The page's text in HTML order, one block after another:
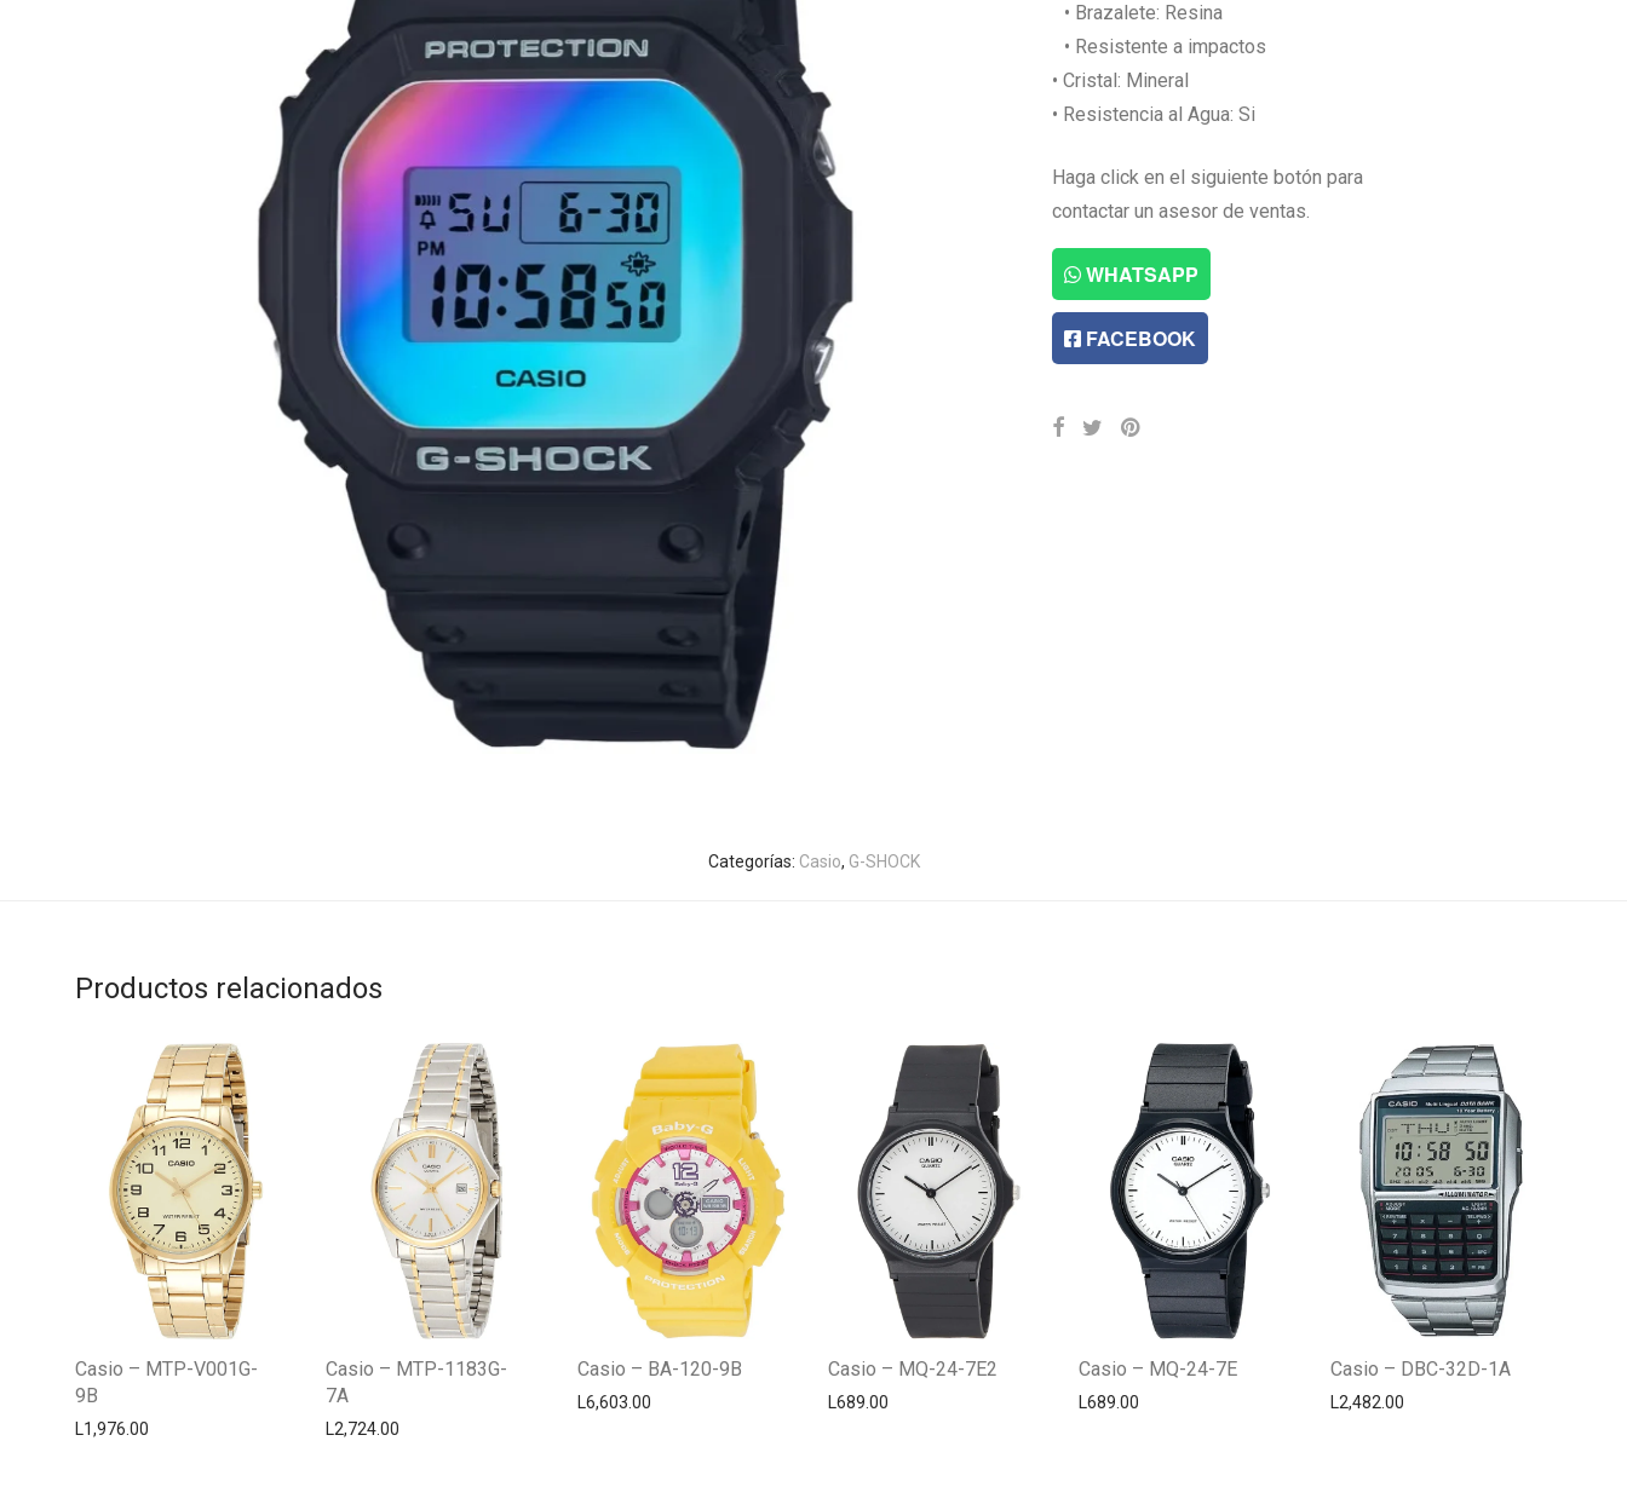
• Brazalete: Resina
• Resistente a impactos
• Cristal: Mineral
• Resistencia al Agua: Si
Haga click en el siguiente botón para
contactar un asesor de ventas.
WHATSAPP
FACEBOOK
Categorías: Casio, G-SHOCK
Productos relacionados
Casio – MTP-V001G-
9B
L1,976.00
Casio – MTP-1183G-
7A
L2,724.00
Casio – BA-120-9B
L6,603.00
Casio – MQ-24-7E2
L689.00
Casio – MQ-24-7E
L689.00
Casio – DBC-32D-1A
L2,482.00
Centro Citizen
Typically replies within a day